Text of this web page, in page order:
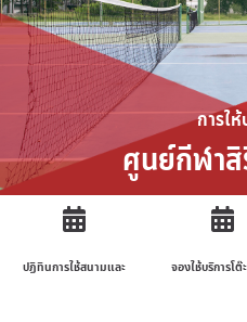
การใ
ศูนย์กีฬา
ปฏิทินการใช้สนามและ จองใช้บริการโต๊